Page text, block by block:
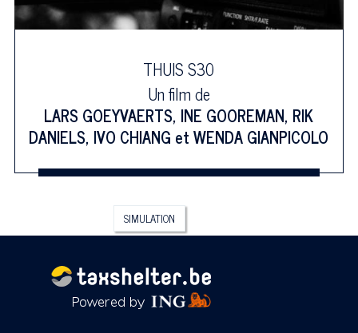
THUIS S30
Un film de
LARS GOEYVAERTS, INE GOOREMAN, RIK
DANIELS, IVO CHIANG etWENDA GIANPICOLO
SIMULATION